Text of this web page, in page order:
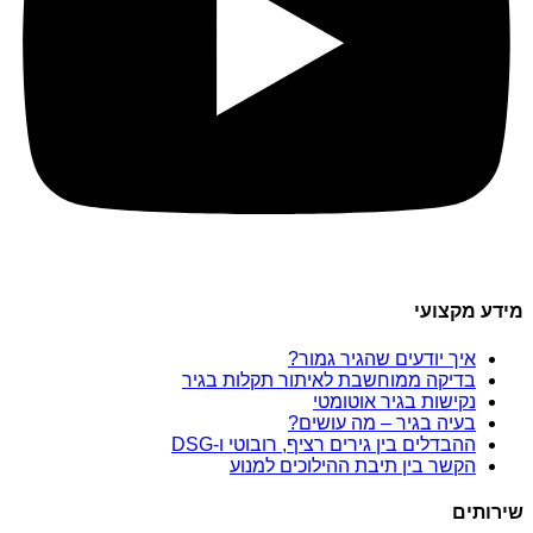
מידע מקצועי
איך יודעים שהגיר גמור?
בדיקה ממוחשבת לאיתור תקלות בגיר
נקישות בגיר אוטומטי
בעיה בגיר – מה עושים?
ההבדלים בין גירים רציף, רובוטי ו-DSG
הקשר בין תיבת ההילוכים למנוע
שירותים